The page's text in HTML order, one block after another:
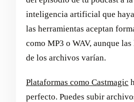
inteligencia artificial que
las herramientas aceptan
como MP3 o WAV, aunque
de los archivos varían.
Plataformas como Castmagic
perfecto. Puedes subir